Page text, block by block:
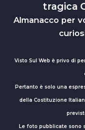
tragica
Almanacco per
Visto Sul Web è privo di
Pertanto è solo una
della Costituzione
Le foto pubblicate sono